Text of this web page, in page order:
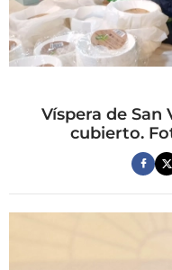
Víspera de San
cubierto.